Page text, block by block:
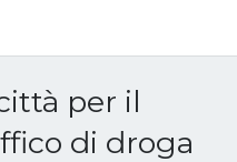
per il
di droga